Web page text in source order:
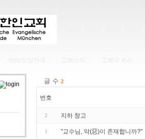
글 수 2
번호
2 지하 창고
1 "교수님, 악(惡)이 존재합니까?"